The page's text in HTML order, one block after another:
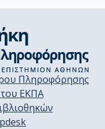
Πληροφόρησης
ΕΚΠΑ